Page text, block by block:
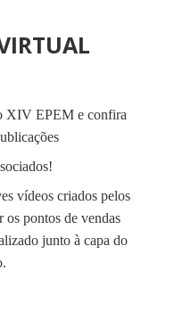
XIV EPEM e confira
vídeos criados pelos
os pontos de vendas
junto à capa do